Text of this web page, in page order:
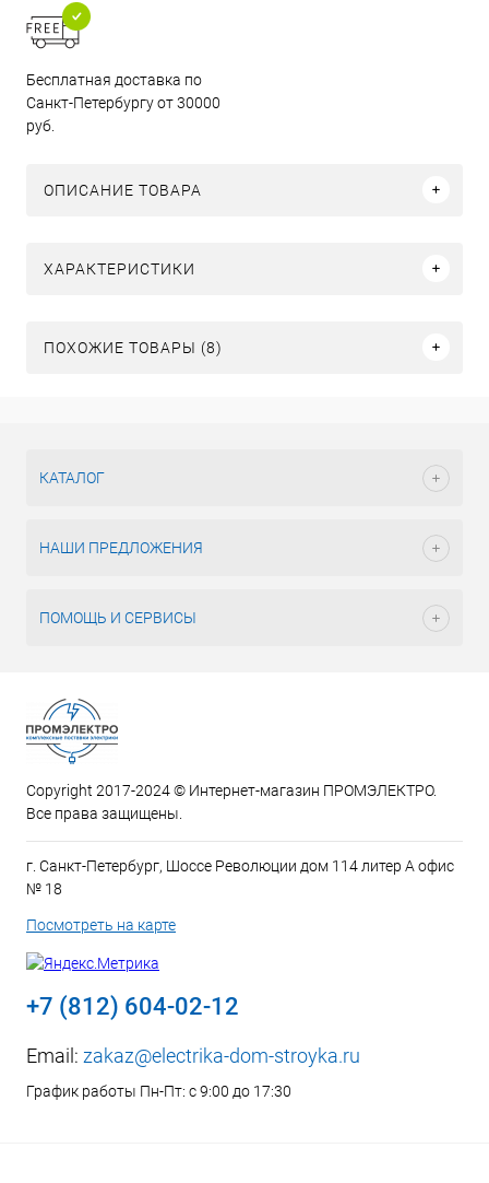
Бесплатная доставка по
Санкт-Петербургу от 30000
руб.
ОПИСАНИЕ ТОВАРА
ХАРАКТЕРИСТИКИ
ПОХОЖИЕ ТОВАРЫ (8)
КАТАЛОГ
НАШИ ПРЕДЛОЖЕНИЯ
ПОМОЩЬ И СЕРВИСЫ
Copyright 2017-2024 © Интернет-магазин ПРОМЭЛЕКТРО.
Все права защищены.
г. Санкт-Петербург, Шоссе Революции дом 114 литер А офис
№ 18
Посмотреть на карте
+7 (812) 604-02-12
Email: zakaz@electrika-dom-stroyka.ru
График работы Пн-Пт: с 9:00 до 17:30